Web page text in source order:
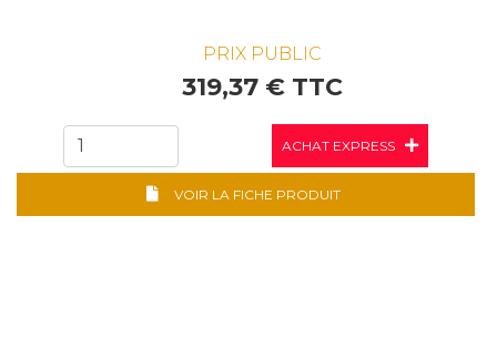
PRIX PUBLIC
319,37 € TTC
ACHAT EXPRESS
VOIR LA FICHE PRODUIT